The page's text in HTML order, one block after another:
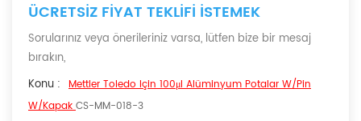
ÜCRETSIZ FIYAT TEKLIFI ISTEMEK
Sorularınız veya önerileriniz varsa, lütfen bize bir mesaj
bırakın,
Konu : Mettler Toledo Için 100μl Alüminyum Potalar W/pin
W/kapakCS-MM-018-3